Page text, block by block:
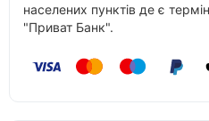
населених пунктів де є
"Приват Банк".